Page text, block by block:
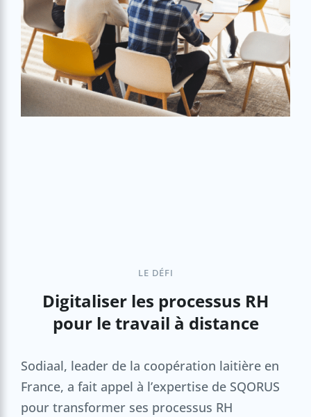
LE DÉFI
Digitaliser les processus RH
pour le travail à distance
Sodiaal, leader de la coopération laitière en
France, a fait appel à l’expertise de SQORUS
pour transformer ses processus RH